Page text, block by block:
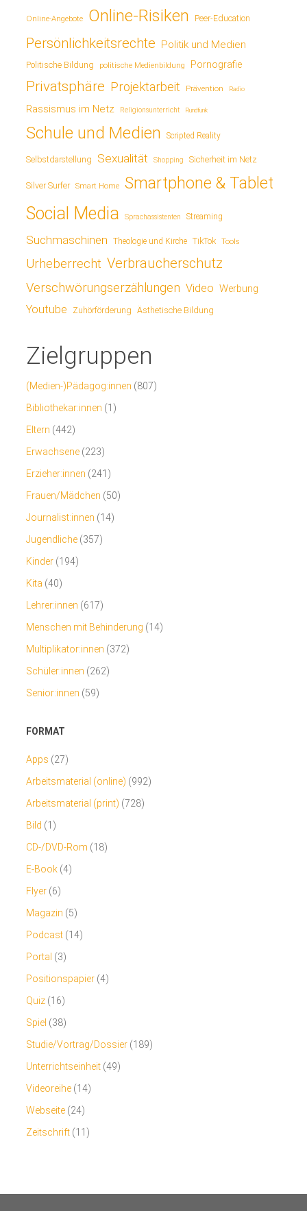
Online-Angebote Online-Risiken Peer-Education
Persönlichkeitsrechte Politik und Medien
Politische Bildung politische Medienbildung Pornografie
Privatsphäre Projektarbeit Prävention Radio
Rassismus im Netz Religionsunterricht Rundfunk
Schule und Medien Scripted Reality
Selbstdarstellung Sexualität Shopping Sicherheit im Netz
Silver Surfer Smart Home Smartphone & Tablet
Social Media Sprachassistenten Streaming
Suchmaschinen Theologie und Kirche TikTok Tools
Urheberrecht Verbraucherschutz
Verschwörungserzählungen Video Werbung
Youtube Zuhörförderung Ästhetische Bildung
Zielgruppen
(Medien-)Pädagog:innen (807)
Bibliothekar:innen (1)
Eltern (442)
Erwachsene (223)
Erzieher:innen (241)
Frauen/Mädchen (50)
Journalist:innen (14)
Jugendliche (357)
Kinder (194)
Kita (40)
Lehrer:innen (617)
Menschen mit Behinderung (14)
Multiplikator:innen (372)
Schüler:innen (262)
Senior:innen (59)
FORMAT
Apps (27)
Arbeitsmaterial (online) (992)
Arbeitsmaterial (print) (728)
Bild (1)
CD-/DVD-Rom (18)
E-Book (4)
Flyer (6)
Magazin (5)
Podcast (14)
Portal (3)
Positionspapier (4)
Quiz (16)
Spiel (38)
Studie/Vortrag/Dossier (189)
Unterrichtseinheit (49)
Videoreihe (14)
Webseite (24)
Zeitschrift (11)